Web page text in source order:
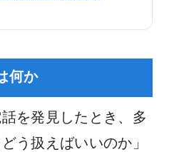
何か
を発見したとき、多
う扱えばいいのか」